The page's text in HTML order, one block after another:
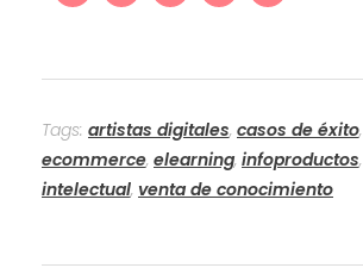
Tags: artistas digitales, casos de éxito,
ecommerce, elearning, infoproductos,
intelectual, venta de conocimiento